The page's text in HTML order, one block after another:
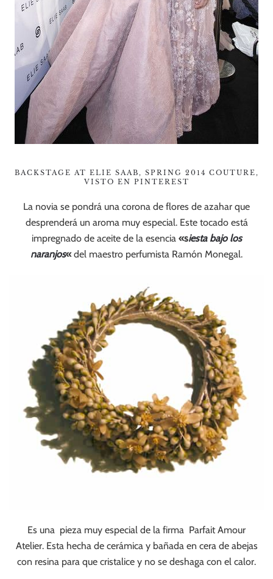
BACKSTAGE AT ELIE SAAB, SPRING 2014 COUTURE,
VISTO EN PINTEREST
La novia se pondrá una corona de flores de azahar que
desprenderá un aroma muy especial. Este tocado está
impregnado de aceite de la esencia «siesta bajo los
naranjos«del maestro perfumista Ramón Monegal.
Es una pieza muy especial de la firma Parfait Amour
Atelier. Esta hecha de cerámicay bañada en cera de abejas
con resina para que cristalice y no se deshaga con el calor.